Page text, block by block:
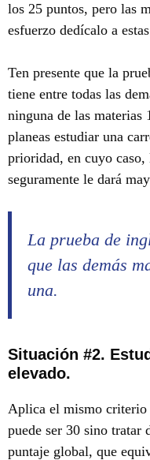
los 25 puntos, pero las
esfuerzo dedícalo a
Ten presente que la
tiene entre todas las
ninguna de las materias
planeas estudiar una
prioridad, en cuyo caso,
seguramente le dará
La prueba de
que las demás
una.
Situación #2.
elevado.
Aplica el mismo
puede ser 30 sino tratar
puntaje global, que